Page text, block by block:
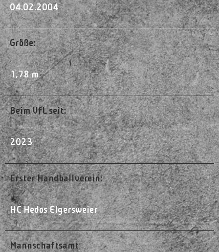
04.02.2004
Größe:
1,78 m
Beim VfL seit:
2023
Erster Handballverein:
HC Hedos Elgersweier
Mannschaftsamt